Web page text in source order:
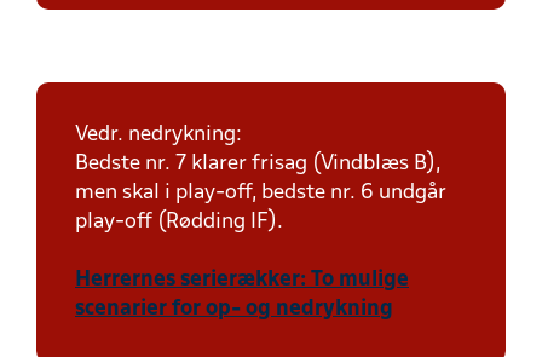
Vedr. nedrykning:
Bedste nr. 7 klarer frisag (Vindblæs B),
men skal i play-off, bedste nr. 6 undgår
play-off (Rødding IF).
Herrernes serierækker: To mulige
scenarier for op- og nedrykning